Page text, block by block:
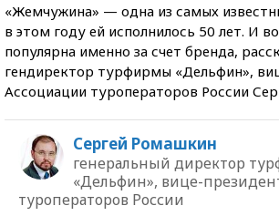
«Жемчужина» — одна из самых
в этом году ей исполнилось 50 лет. И
популярна именно за счет бренда,
гендиректор турфирмы «Дельфин»,
Ассоциации туроператоров России
Сергей Ромашкин
генеральный директор
«Дельфин», вице-
туроператоров России